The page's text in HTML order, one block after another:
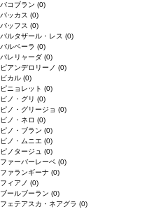
バコブラン (0)
バッカス (0)
バッフス (0)
バルタザール・レス (0)
バルベーラ (0)
パレリャーダ (0)
ピアンデロリーノ (0)
ビカル (0)
ピニョレット (0)
ピノ・グリ (0)
ピノ・グリージョ (0)
ピノ・ネロ (0)
ピノ・ブラン (0)
ピノ・ムニエ (0)
ピノタージュ (0)
ファーバーレーベ (0)
ファランギーナ (0)
フィアノ (0)
ブールブーラン (0)
フェテアスカ・ネアグラ (0)